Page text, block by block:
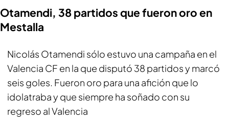
Otamendi, 38 partidos que fueron oro en
Mestalla
Nicolás Otamendi sólo estuvo una campaña en el
Valencia CF en la que disputó 38 partidos y marcó
seis goles. Fueron oro para una afición que lo
idolatraba y que siempre ha soñado con su
regreso al Valencia